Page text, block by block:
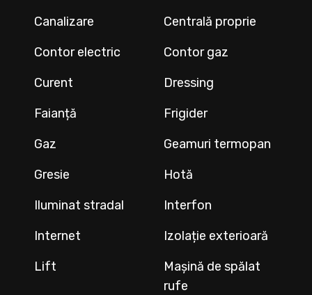
Canalizare
Centrală proprie
Contor electric
Contor gaz
Curent
Dressing
Faianță
Frigider
Gaz
Geamuri termopan
Gresie
Hotă
Iluminat stradal
Interfon
Internet
Izolație exterioară
Lift
Mașină de spălat
rufe